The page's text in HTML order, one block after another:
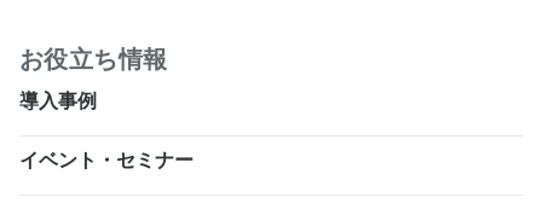
お役立ち情報
導入事例
イベント・セミナー